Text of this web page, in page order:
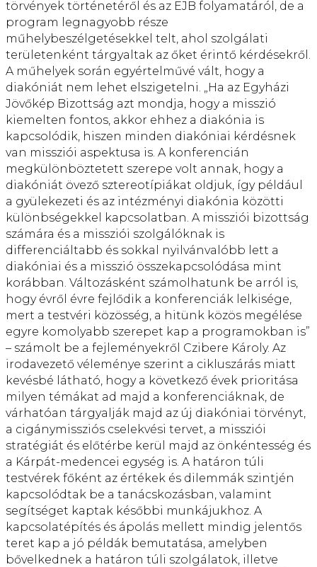
törvények történetéről és az EJB folyamatáról, de a
program legnagyobb része
műhelybeszélgetésekkel telt, ahol szolgálati
területenként tárgyaltak az őket érintő kérdésekről.
A műhelyek során egyértelművé vált, hogy a
diakóniát nem lehet elszigetelni. „Ha az Egyházi
Jövőkép Bizottság azt mondja, hogy a misszió
kiemelten fontos, akkor ehhez a diakónia is
kapcsolódik, hiszen minden diakóniai kérdésnek
van missziói aspektusa is. A konferencián
megkülönböztetett szerepe volt annak, hogy a
diakóniát övező sztereotípiákat oldjuk, így például
a gyülekezeti és az intézményi diakónia közötti
különbségekkel kapcsolatban. A missziói bizottság
számára és a missziói szolgálóknak is
differenciáltabb és sokkal nyilvánvalóbb lett a
diakóniai és a misszió összekapcsolódása mint
korábban. Változásként számolhatunk be arról is,
hogy évről évre fejlődik a konferenciák lelkisége,
mert a testvéri közösség, a hitünk közös megélése
egyre komolyabb szerepet kap a programokban is”
– számolt be a fejleményekről Czibere Károly. Az
irodavezető véleménye szerint a cikluszárás miatt
kevésbé látható, hogy a következő évek prioritása
milyen témákat ad majd a konferenciáknak, de
várhatóan tárgyalják majd az új diakóniai törvényt,
a cigánymissziós cselekvési tervet, a missziói
stratégiát és előtérbe kerül majd az önkéntesség és
a Kárpát-medencei egység is. A határon túli
testvérek főként az értékek és dilemmák szintjén
kapcsolódtak be a tanácskozásban, valamint
segítséget kaptak későbbi munkájukhoz. A
kapcsolatépítés és ápolás mellett mindig jelentős
teret kap a jó példák bemutatása, amelyben
bővelkednek a határon túli szolgálatok, illetve